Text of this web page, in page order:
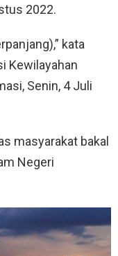
2022.
kata
Kewilayahan
Senin, 4 Juli
masyarakat bakal
Negeri